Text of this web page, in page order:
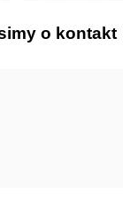
o kontakt